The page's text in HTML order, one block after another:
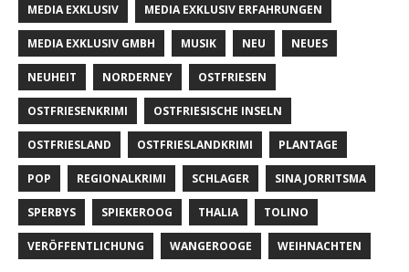
MEDIA EXKLUSIV MEDIA EXKLUSIV ERFAHRUNGEN
MEDIA EXKLUSIV GMBH MUSIK NEU NEUES
NEUHEIT NORDERNEY OSTFRIESEN
OSTFRIESENKRIMI OSTFRIESISCHE INSELN
OSTFRIESLAND OSTFRIESLANDKRIMI PLANTAGE
POP REGIONALKRIMI SCHLAGER SINA JORRITSMA
SPERBYS SPIEKEROOG THALIA TOLINO
VERÖFFENTLICHUNG WANGEROOGE WEIHNACHTEN